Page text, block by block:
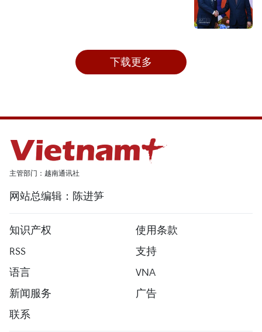
下载更多
主管部门：越南通讯社
网站总编辑：陈进笋
知识产权
使用条款
RSS
支持
语言
VNA
新闻服务
广告
联系